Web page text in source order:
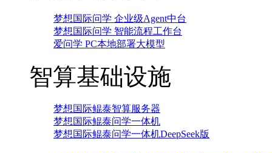
梦想国际问学 企业级Agent中台
梦想国际问学 智能流程工作台
爱问学 PC本地部署大模型
智算基础设施
梦想国际鲲泰智算服务器
梦想国际鲲泰问学一体机
梦想国际鲲泰问学一体机DeepSeek版